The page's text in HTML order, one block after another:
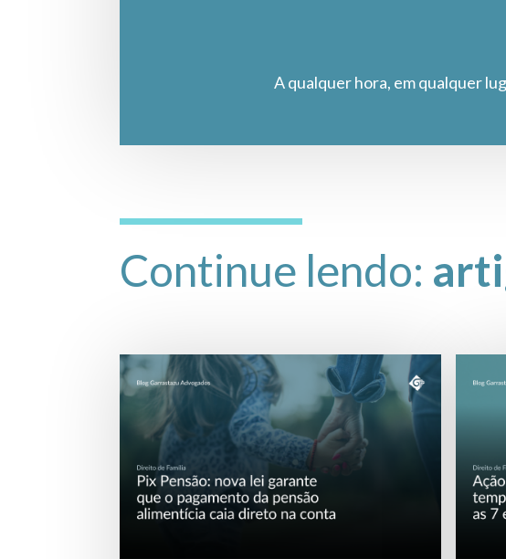
A qualquer hora, em qualquer
Continue lendo: